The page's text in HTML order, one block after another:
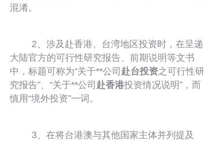
混淆。
2、涉及赴香港、台湾地区投资时，在呈递
大陆官方的可行性研究报告、前期说明等文书
中，标题可称为“关于**公司 赴台投资之可行性研
究报告”、“关于**公司 赴香港投资情况说明”，而
慎用“境外投资”一词。
3、在将台港澳与其他国家主体并列提及